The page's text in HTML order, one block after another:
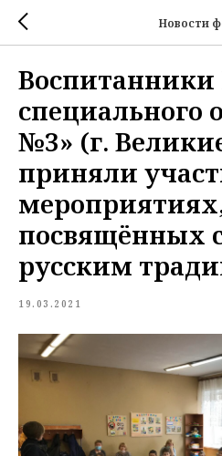
Новости
специального
№3» (г.
приняли
посвящённых
русским
19.03.2021